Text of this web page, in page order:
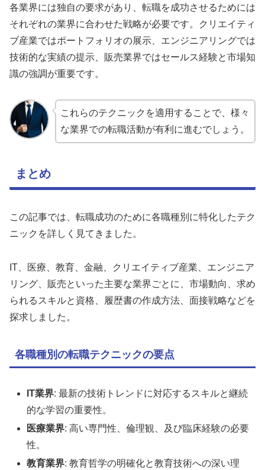
各業界には独自の要求があり、転職を成功させるためには
それぞれの業界に合わせた戦略が必要です。クリエイティ
ブ産業ではポートフォリオの展示、エンジニアリングでは
技術的な実績の提示、販売業界ではセールス経験と市場知
識の強調が重要です。
これらのテクニックを適用することで、様々
な業界での転職活動が有利に進むでしょう。
まとめ
この記事では、転職成功のために各職種別に特化したテク
ニックを詳しく見てきました。
IT、医療、教育、金融、クリエイティブ産業、エンジニア
リング、販売といった主要な業界ごとに、市場動向、求め
られるスキルと資格、履歴書の作成方法、面接戦略などを
探求しました。
各職種別の転職テクニックの要点
IT業界: 最新の技術トレンドに対応するスキルと継続
的な学習の重要性。
医療業界: 高い専門性、倫理観、及び臨床経験の必要
性。
教育業界: 教育哲学の明確化と教育技術への深い理